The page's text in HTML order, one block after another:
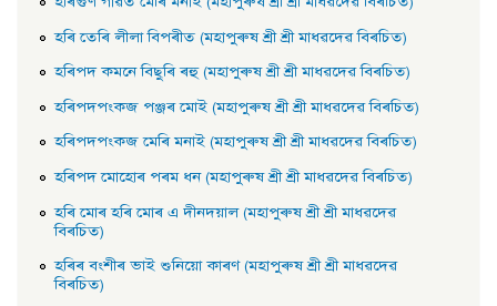
হৰি তেৰি লীলা বিপৰীত (মহাপুৰুষ শ্ৰী শ্ৰী মাধৱদেৱ বিৰচিত)
হৰিপদ কমনে বিছুৰি ৰহু (মহাপুৰুষ শ্ৰী শ্ৰী মাধৱদেৱ বিৰচিত)
হৰিপদপংকজ পঞ্জৰ মােই (মহাপুৰুষ শ্ৰী শ্ৰী মাধৱদেৱ বিৰচিত)
হৰিপদপংকজ মেৰি মনাই (মহাপুৰুষ শ্ৰী শ্ৰী মাধৱদেৱ বিৰচিত)
হৰিপদ মােহােৰ পৰম ধন (মহাপুৰুষ শ্ৰী শ্ৰী মাধৱদেৱ বিৰচিত)
হৰি মােৰ হৰি মােৰ এ দীনদয়াল (মহাপুৰুষ শ্ৰী শ্ৰী মাধৱদেৱ
বিৰচিত)
হৰিৰ বংশীৰ ভাই শুনিয়াে কাৰণ (মহাপুৰুষ শ্ৰী শ্ৰী মাধৱদেৱ
বিৰচিত)